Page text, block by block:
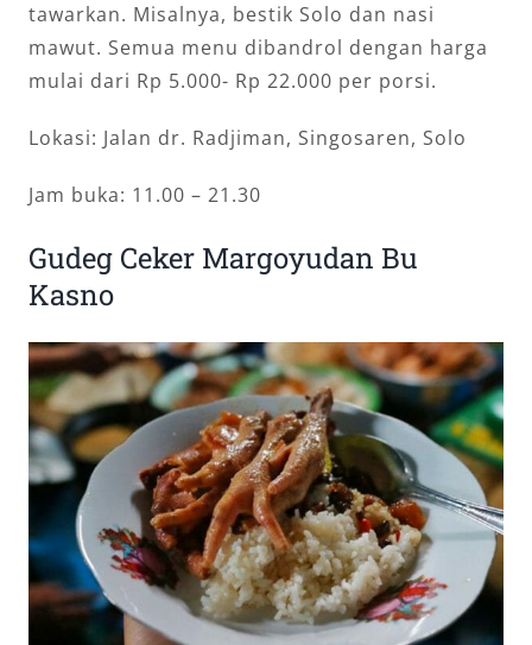
tawarkan. Misalnya, bestik Solo dan nasi
mawut. Semua menu dibandrol dengan harga
mulai dari Rp 5.000- Rp 22.000 per porsi.
Lokasi: Jalan dr. Radjiman, Singosaren, Solo
Jam buka: 11.00 – 21.30
Gudeg Ceker Margoyudan Bu
Kasno